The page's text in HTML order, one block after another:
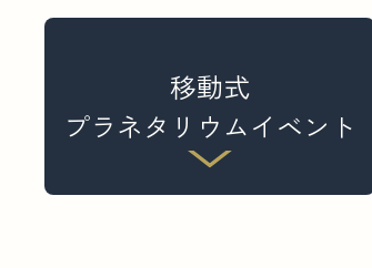
移動式
プラネタリウムイベント